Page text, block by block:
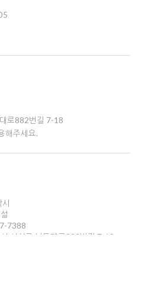
로882번길 7-18
해주세요.
7388
시 사상구 낙동대로882번길 7-18